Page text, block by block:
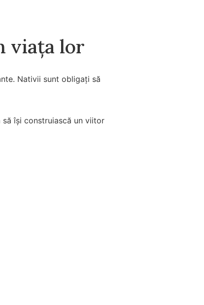
viața lor
Nativii sunt obligați să
își construiască un viitor